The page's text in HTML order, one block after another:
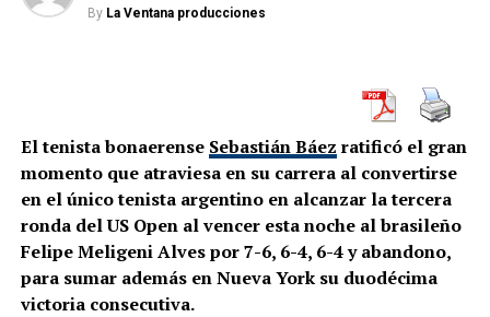
By La Ventana producciones
El tenista bonaerense Sebastián Báez ratificó el gran
momento que atraviesa en su carrera al convertirse
en el único tenista argentino en alcanzar la tercera
ronda del US Open al vencer esta noche al brasileño
Felipe Meligeni Alves por 7-6, 6-4, 6-4 y abandono,
para sumar además en Nueva York su duodécima
victoria consecutiva.